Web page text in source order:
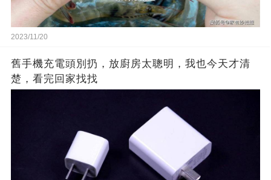
2023/11/20
舊手機充電頭別扔，放廚房太聰明，我也今天才清
楚，看完回家找找